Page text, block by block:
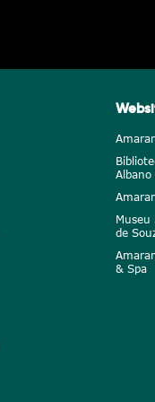
Albano
Museu
de
& Spa